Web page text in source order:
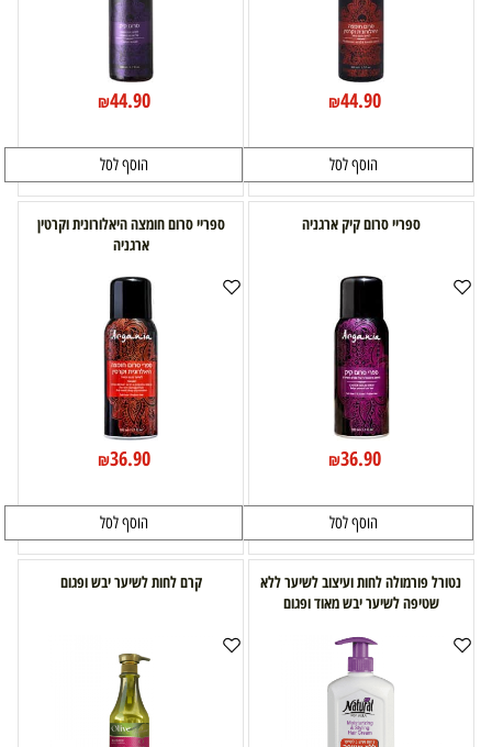
₪44.90
הוסף לסל
₪44.90
הוסף לסל
ספריי סרום קיק ארגניה
₪36.90
הוסף לסל
ספריי סרום חומצה היאלורונית וקרטין
ארגניה
₪36.90
הוסף לסל
נטורל פורמולה לחות ועיצוב לשיער ללא
שטיפה לשיער יבש מאוד ופגום
קרם לחות לשיער יבש ופגום